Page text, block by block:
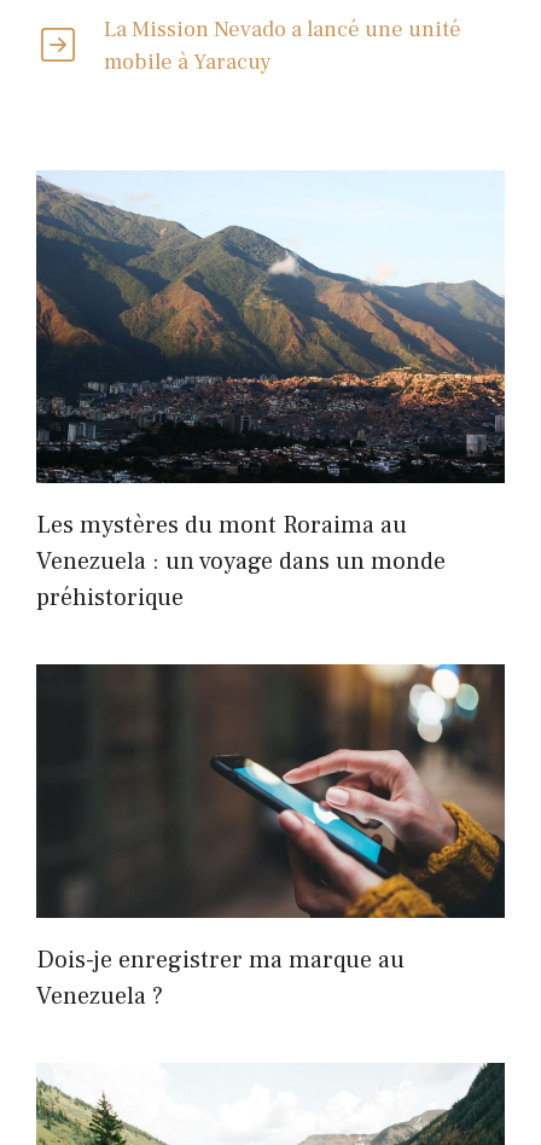
La Mission Nevado a lancé une unité
mobile à Yaracuy
Les mystères du mont Roraima au
Venezuela : un voyage dans un monde
préhistorique
Dois-je enregistrer ma marque au
Venezuela ?